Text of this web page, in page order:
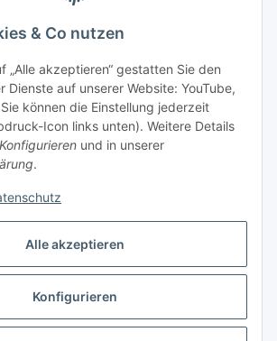
Alle akzeptieren
Konfigurieren
& Co nutzen
„Alle akzeptieren“ gestatten Sie den
Dienste auf unserer Website: YouTube,
können die Einstellung jederzeit
Icon links unten). Weitere Details
Konfigurieren und in unserer
.
38
2070
2071